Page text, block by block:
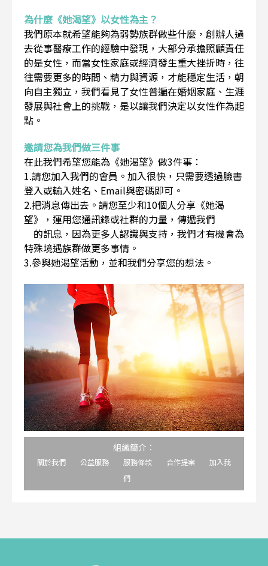
為什麼《她渴望》以女性為主？
我們原本就希望能夠為弱勢族群做些什麼，創辦人過
去從事醫療工作的經驗中發現，大部分承擔照顧責任
的是女性，而當女性家庭或經濟發生重大挫折時，往
往需要更多的時間、精力與資源，才能穩定生活，朝
向自主獨立，我們看見了女性普遍在婚姻家庭、生涯
發展與社會上的挑戰，是以讓我們決定以女性作為起
點。
邀請您為我們做三件事
在此我們希望您能為《她渴望》做3件事：
1.請您加入我們的會員。加入很快，只需要透過臉書
登入或輸入姓名、Email與密碼即可。
2.把消息傳出去。請您至少和10個人分享《她渴
望》，運用您通訊錄或社群的力量，傳遞我們
的訊息，因為更多人認識與支持，我們才有機會為
特殊境遇族群做更多事情。
3.參與她渴望活動，並和我們分享您的想法。
組織簡介：
關於我們 公益服務 服務條款 合作提案
加入我
們